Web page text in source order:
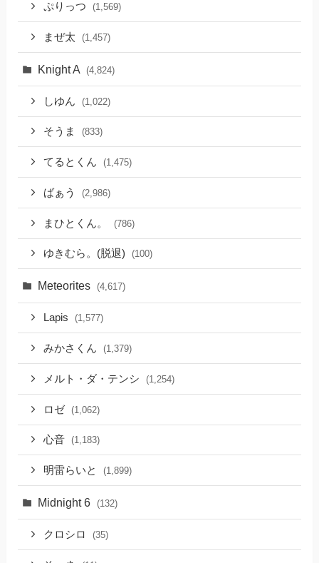
ぷりっつ (1,569)
まぜ太 (1,457)
Knight A (4,824)
しゆん (1,022)
そうま (833)
てるとくん (1,475)
ばぁう (2,986)
まひとくん。 (786)
ゆきむら。(脱退) (100)
Meteorites (4,617)
Lapis (1,577)
みかさくん (1,379)
メルト・ダ・テンシ (1,254)
ロゼ (1,062)
心音 (1,183)
明雷らいと (1,899)
Midnight 6 (132)
クロシロ (35)